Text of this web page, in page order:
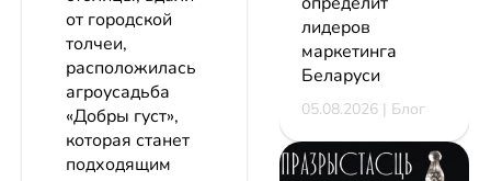
от городской
толчеи,
расположилась
агроусадьба
«Добры густ»,
которая станет
подходящим
лидеров
маркетинга
Беларуси
05.08.2026 | Блог